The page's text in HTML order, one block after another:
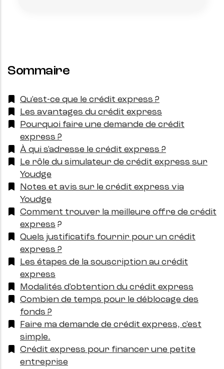
Sommaire
Qu'est-ce que le crédit express ?
Les avantages du crédit express
Pourquoi faire une demande de crédit
express ?
À qui s'adresse le crédit express ?
Le rôle du simulateur de crédit express sur
Youdge
Notes et avis sur le crédit express via
Youdge
Comment trouver la meilleure offre de crédit
express ?
Quels justificatifs fournir pour un crédit
express ?
Les étapes de la souscription au crédit
express
Modalités d'obtention du crédit express
Combien de temps pour le déblocage des
fonds ?
Faire ma demande de crédit express, c'est
simple.
Crédit express pour financer une petite
entreprise